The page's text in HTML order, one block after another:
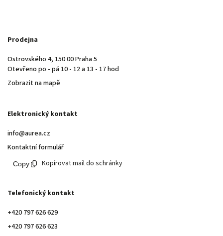
Prodejna
Ostrovského 4, 150 00 Praha 5
Otevřeno po - pá 10 - 12 a 13 - 17 hod
Zobrazit na mapě
Elektronický kontakt
info@aurea.cz
Kontaktní formulář
Kopírovat mail do schránky
Telefonický kontakt
+420 797 626 629
+420 797 626 623